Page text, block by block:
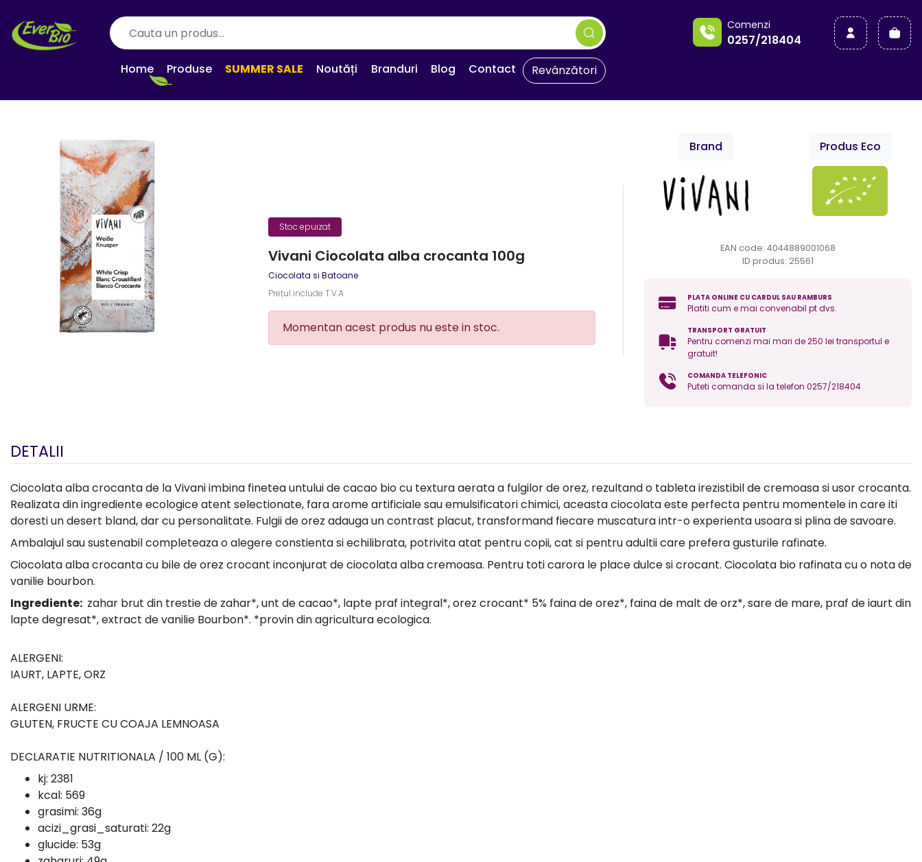
Home Produse SUMMER SALE Noutăți Branduri Blog Contact Revânzători
Comenzi
0257/218404
Stoc epuizat
Vivani Ciocolata alba crocanta 100g
Ciocolata si Batoane
Prețul include T.V.A
Momentan acest produs nu este in stoc.
Brand Produs Eco
EAN code: 4044889001068
ID produs: 25561
PLATA ONLINE CU CARDUL SAU RAMBURS
Platiti cum e mai convenabil pt dvs.
TRANSPORT GRATUIT
Pentru comenzi mai mari de 250 lei transportul e
gratuit!
COMANDA TELEFONIC
Puteti comanda si la telefon 0257/218404
DETALII
Ciocolata alba crocanta de la Vivani imbina finetea untului de cacao bio cu textura aerata a fulgilor de orez, rezultand o tableta irezistibil de cremoasa si usor crocanta.
Realizata din ingrediente ecologice atent selectionate, fara arome artificiale sau emulsificatori chimici, aceasta ciocolata este perfecta pentru momentele in care iti
doresti un desert bland, dar cu personalitate. Fulgii de orez adauga un contrast placut, transformand fiecare muscatura intr-o experienta usoara si plina de savoare.
Ambalajul sau sustenabil completeaza o alegere constienta si echilibrata, potrivita atat pentru copii, cat si pentru adultii care prefera gusturile rafinate.
Ciocolata alba crocanta cu bile de orez crocant inconjurat de ciocolata alba cremoasa. Pentru toti carora le place dulce si crocant. Ciocolata bio rafinata cu o nota de
vanilie bourbon.
Ingrediente: zahar brut din trestie de zahar*, unt de cacao*, lapte praf integral*, orez crocant* 5% faina de orez*, faina de malt de orz*, sare de mare, praf de iaurt din
lapte degresat*, extract de vanilie Bourbon*. *provin din agricultura ecologica.
ALERGENI:
IAURT, LAPTE, ORZ
ALERGENI URME:
GLUTEN, FRUCTE CU COAJA LEMNOASA
DECLARATIE NUTRITIONALA / 100 ML (G):
kj: 2381
kcal: 569
grasimi: 36g
acizi_grasi_saturati: 22g
glucide: 53g